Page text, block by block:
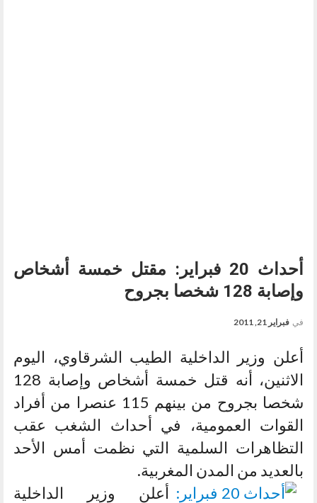
أحداث 20 فبراير: مقتل خمسة أشخاص
وإصابة 128 شخصا بجروح
في فبراير 21, 2011
أعلن وزير الداخلية الطيب الشرقاوي، اليوم
الاثنين، أنه قتل خمسة أشخاص وإصابة 128
شخصا بجروح من بينهم 115 عنصرا من أفراد
القوات العمومية، في أحداث الشغب عقب
التظاهرات السلمية التي نظمت أمس الأحد
بالعديد من المدن المغربية.
أعلن وزير الداخلية